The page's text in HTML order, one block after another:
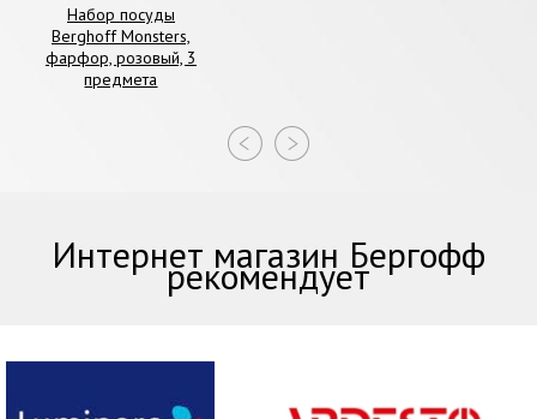
Набор посуды
Berghoff Monsters,
фарфор, розовый, 3
предмета
Интернет магазин Бергофф
рекомендует